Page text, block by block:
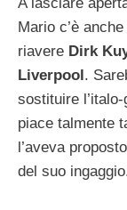
Mario c’è anche
riavere Dirk
Liverpool.
sostituire
piace talmente
l’aveva
del suo